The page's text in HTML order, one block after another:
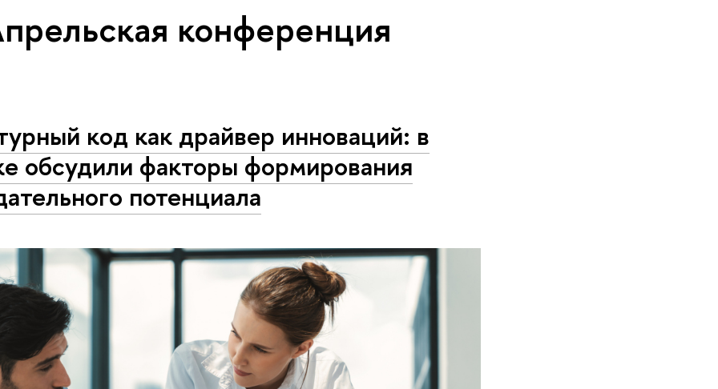
конференция
код как драйвер инноваций: в
обсудили факторы формирования
потенциала